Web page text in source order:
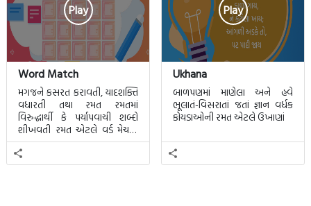
Play
Word Match
મગજને કસરત કરાવતી, યાદશક્તિ
વધારતી તથા રમત રમતમાં
વિરુદ્ધાર્થી કે પર્યાપવાચી શબ્દો
શીખવતી રમત એટલે વર્ડ મેચમાં.
આ રમતમાં 20 બ્લોક પાછળ 20
શબ્દો છુપાયેલા હશે.
Play
Ukhana
બાળપણમાં માણેલા અને હવે
ભૂલાતં-વિસરાતાં જતાં જ્ઞાન વર્ધક
કોયડાઓની રમત એટલે ઉખાણાં